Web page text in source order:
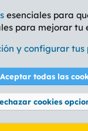
AMARILLO
y reglas Política
XenForo® © 2010-2026
esenciales para
para mejorar tu
y configurar tus
Aceptar todas las
cookies